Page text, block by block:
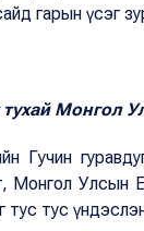
гарын үсэг
тухай Монгол
Гучин
Монгол Улсын
тус тус